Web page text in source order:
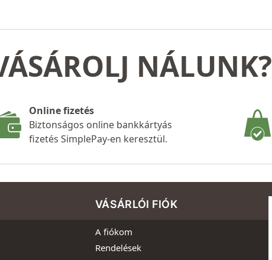
NÁLUNK?
Online fizetés
Biztonságos online bankkártyás
fizetés SimplePay-en keresztül.
VÁSÁRLÓI FIÓK
A fiókom
Rendelések